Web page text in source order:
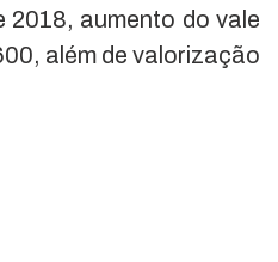
2018, aumento do vale
além de valorização